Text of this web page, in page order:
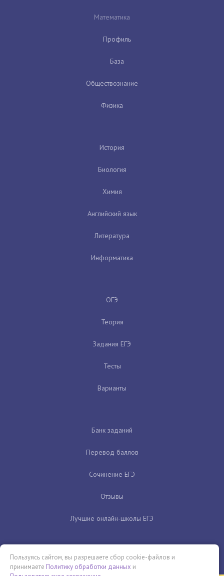
Математика
Профиль
База
Обществознание
Физика
История
Биология
Химия
Английский язык
Литература
Информатика
ОГЭ
Теория
Задания ЕГЭ
Тесты
Варианты
Банк заданий
Перевод баллов
Сочинение ЕГЭ
Отзывы
Лучшие онлайн-школы ЕГЭ
Пользуясь сайтом, вы разрешаете сбор cookie-файлов и
принимаете Политику обработки данных и